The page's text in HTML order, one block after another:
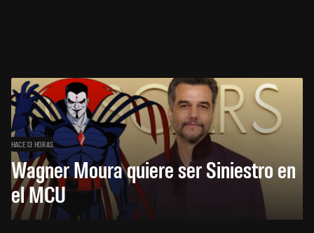
HACE 13 HORAS
Wagner Moura quiere ser Siniestro en
el MCU